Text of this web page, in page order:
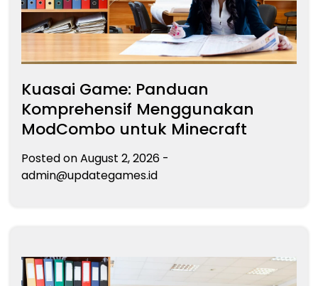
Kuasai Game: Panduan
Komprehensif Menggunakan
ModCombo untuk Minecraft
Posted onAugust 2, 2026 -
admin@updategames.id